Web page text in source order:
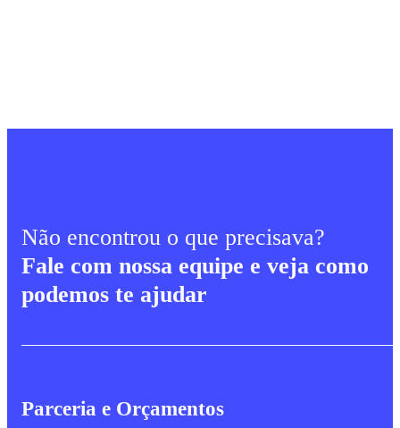
Não encontrou o que precisava?
Fale com nossa equipe e veja como
podemos te ajudar
Parceria e Orçamentos